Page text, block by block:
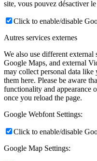
site, vous pouvez désactiver
Click to enable/disable
Autres services externes
We also use different
Google Maps, and external
may collect personal data
them here. Please be aware
functionality and appearance
once you reload the page.
Google Webfont Settings:
Click to enable/disable
Google Map Settings: